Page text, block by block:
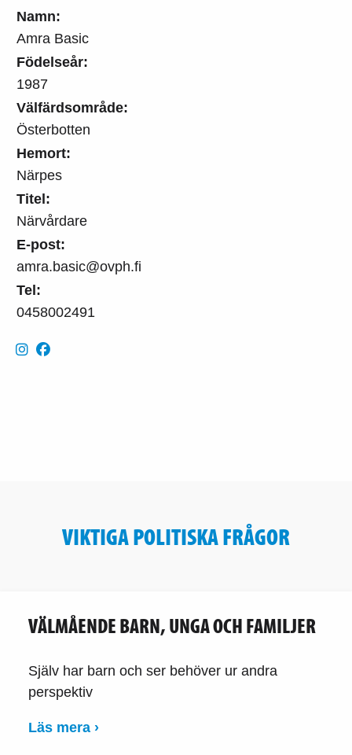
Namn:
Amra Basic
Födelseår:
1987
Välfärdsområde:
Österbotten
Hemort:
Närpes
Titel:
Närvårdare
E-post:
amra.basic@ovph.fi
Tel:
0458002491
VIKTIGA POLITISKA FRÅGOR
VÄLMÅENDE BARN, UNGA OCH FAMILJER
Själv har barn och ser behöver ur andra
perspektiv
Läs mera ›